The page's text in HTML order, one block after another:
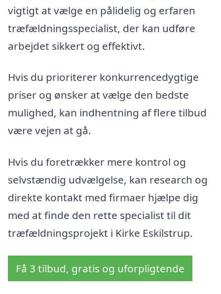
vigtigt at vælge en pålidelig og erfaren
træfældningsspecialist, der kan udføre
arbejdet sikkert og effektivt.
Hvis du prioriterer konkurrencedygtige
priser og ønsker at vælge den bedste
mulighed, kan indhentning af flere tilbud
være vejen at gå.
Hvis du foretrækker mere kontrol og
selvstændig udvælgelse, kan research og
direkte kontakt med firmaer hjælpe dig
med at finde den rette specialist til dit
træfældningsprojekt i Kirke Eskilstrup.
Få 3 tilbud, gratis og uforpligtende